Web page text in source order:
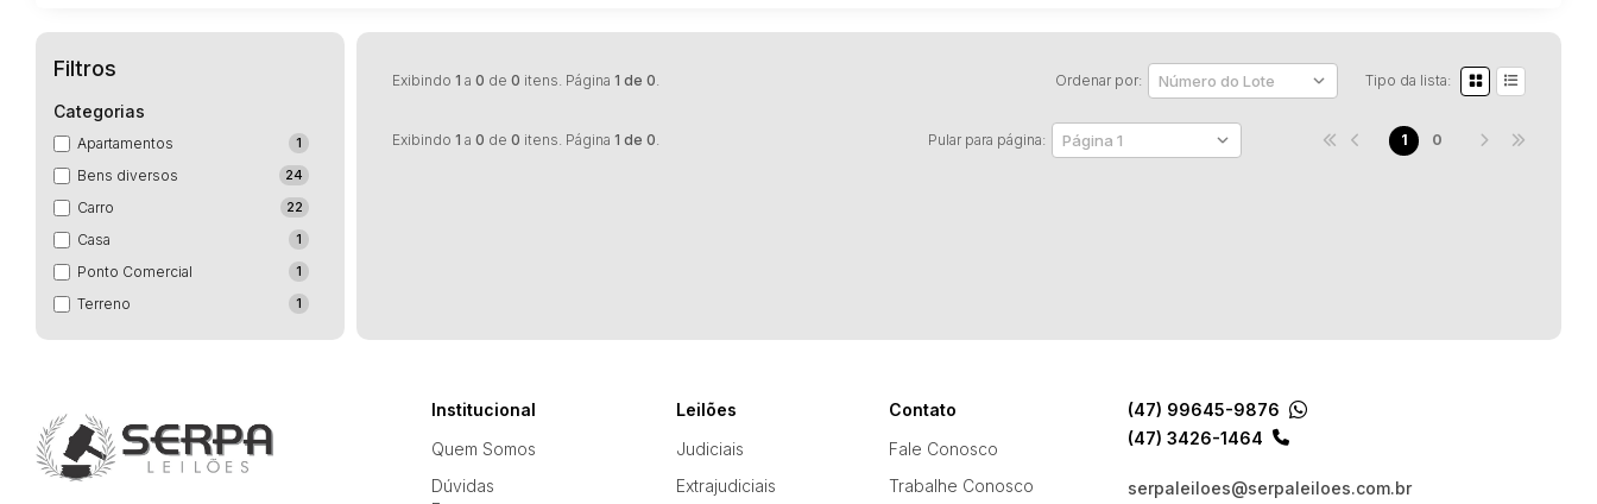
Filtros
Categorias
Apartamentos 1
Bens diversos 24
Carro 22
Casa 1
Ponto Comercial 1
Terreno 1
Exibindo 1 a 0 de 0 itens. Página 1 de 0. Ordenar por: Tipo da lista:
Exibindo 1 a 0 de 0 itens. Página 1 de 0. Pular para página: 1 0
Institucional
Quem Somos
Dúvidas
Leilões
Judiciais
Extrajudiciais
Contato
Fale Conosco
Trabalhe Conosco
(47) 99645-9876
(47) 3426-1464
serpaleiloes@serpaleiloes.com.br